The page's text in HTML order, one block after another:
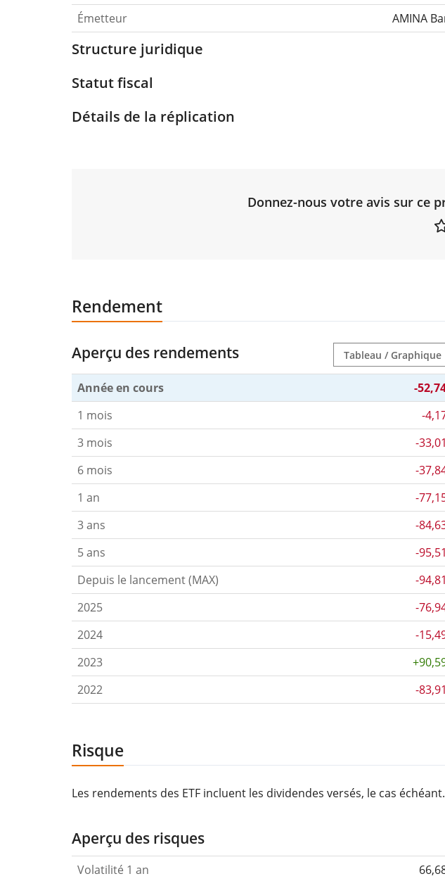
Émetteur
AMINA
Structure juridique
Statut fiscal
Détails de la réplication
Donnez-nous votre avis sur ce
Rendement
Aperçu des rendements
Année en cours
-
1 mois
-
3 mois
-
6 mois
-
1 an
-
3 ans
-
5 ans
-
Depuis le lancement (MAX)
-
2025
-
2024
-
2023
2022
-
Risque
Les rendements des ETF incluent les dividendes versés, le cas échéant.
Aperçu des risques
Volatilité 1 an